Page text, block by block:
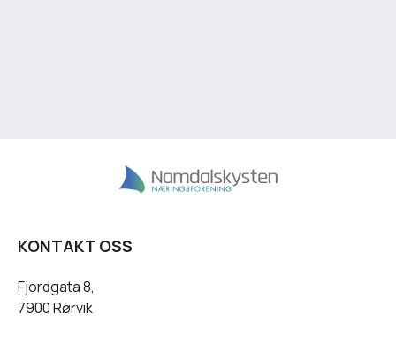
KONTAKT OSS
Fjordgata 8,
7900 Rørvik